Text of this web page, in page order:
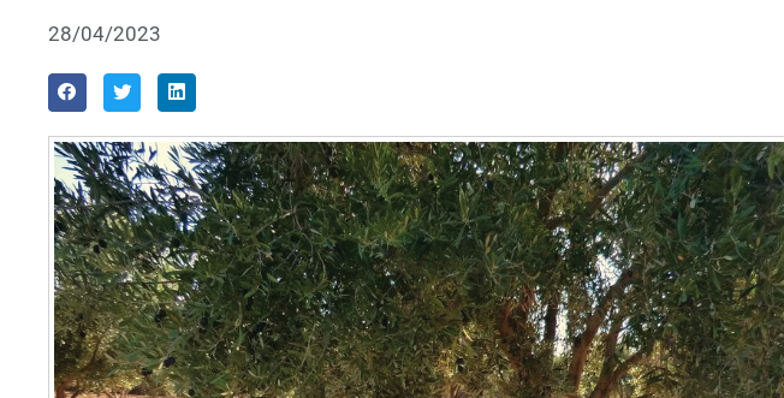
28/04/2023